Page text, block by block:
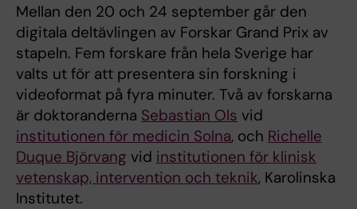
Mellan den 20 och 24 september går den
digitala deltävlingen av Forskar Grand Prix av
stapeln. Fem forskare från hela Sverige har
valts ut för att presentera sin forskning i
videoformat på fyra minuter. Två av forskarna
är doktoranderna Sebastian Ols vid
institutionen för medicin Solna, och Richelle
Duque Björvang vid institutionen för klinisk
vetenskap, intervention och teknik, Karolinska
Institutet.